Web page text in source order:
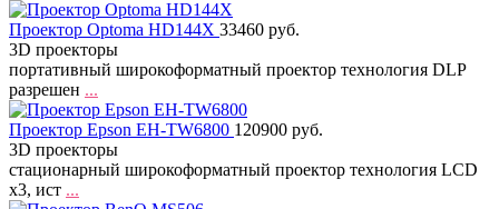
Проектор Optoma HD144X 33460 руб.
3D проекторы
портативный широкоформатный проектор технология DLP
разрешен ...
Проектор Epson EH-TW6800 120900 руб.
3D проекторы
стационарный широкоформатный проектор технология LCD
x3, ист ...